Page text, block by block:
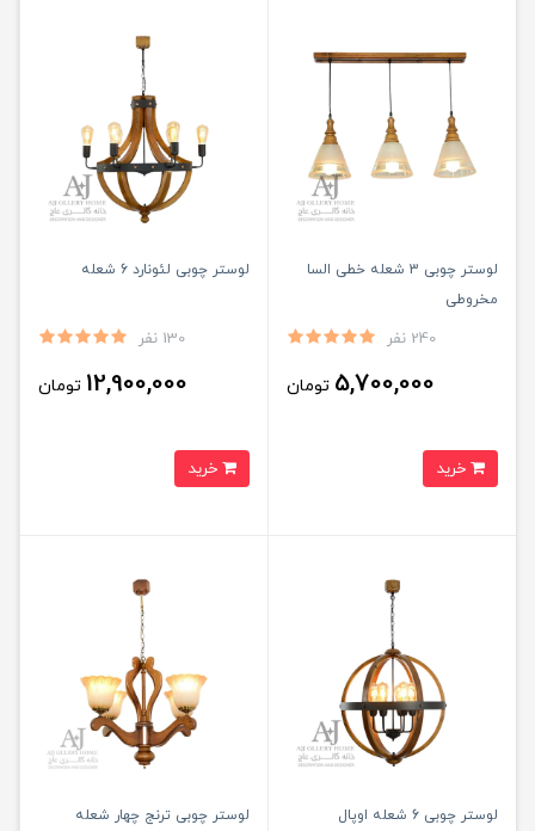
لوستر چوبی 3 شعله خطی السا
مخروطی
240 نفر
5,700,000 تومان
لوستر چوبی لئونارد 6 شعله
130 نفر
12,900,000 تومان
لوستر چوبی 6 شعله اوپال لوستر چوبی ترنج چهار شعله